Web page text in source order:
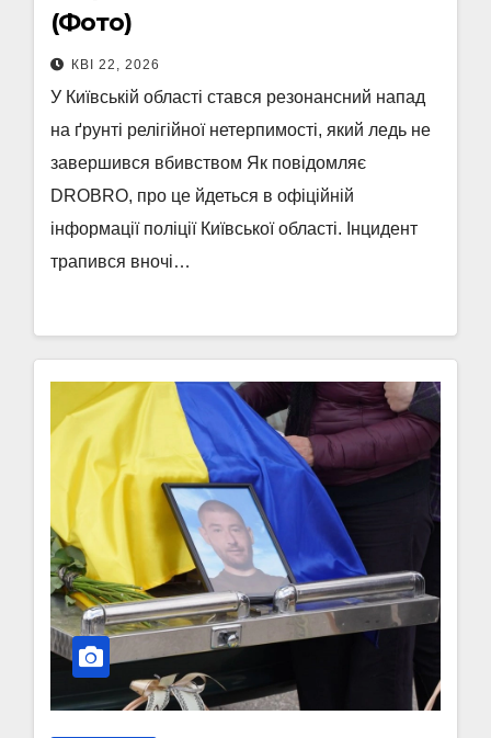
(Фото)
КВІ 22, 2026
У Київській області стався резонансний напад
на ґрунті релігійної нетерпимості, який ледь не
завершився вбивством Як повідомляє
DROBRO, про це йдеться в офіційній
інформації поліції Київської області. Інцидент
трапився вночі…